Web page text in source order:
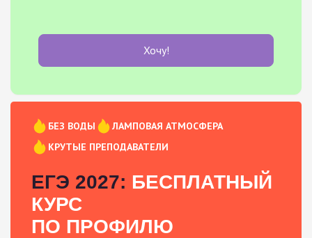
Хочу!
БЕЗ ВОДЫ
ЛАМПОВАЯ АТМОСФЕРА
КРУТЫЕ ПРЕПОДАВАТЕЛИ
ЕГЭ 2027: БЕСПЛАТНЫЙ
КУРС
ПО ПРОФИЛЮ